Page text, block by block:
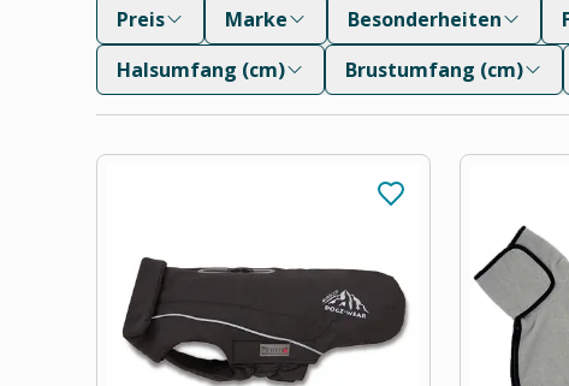
Preis Marke Besonderheiten
Halsumfang (cm)
Brustumfang (cm)